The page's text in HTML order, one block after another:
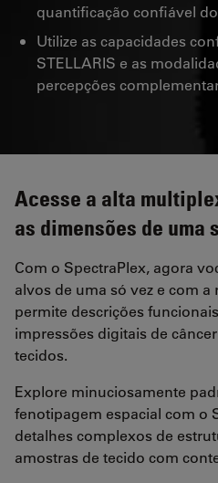
quantificação confiável
Utilize as capacidades
STELLARIS e as
percepções
Acesse a alta
as dimensões de uma
Com o SpectraPlex, agora
alvos de uma só vez e com a
permite descrições
impressões digitais de
tecidos.
Explore minuciosamente
fenotipagem espacial com o
detalhes complexos de
amostras de tecido com